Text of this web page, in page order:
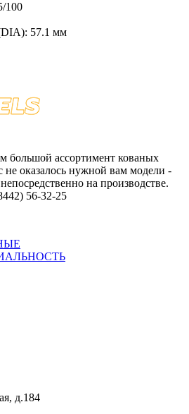
100
57.1 мм
ассортимент кованых
не оказалось нужной вам модели -
на производстве.
56-32-25
д.184